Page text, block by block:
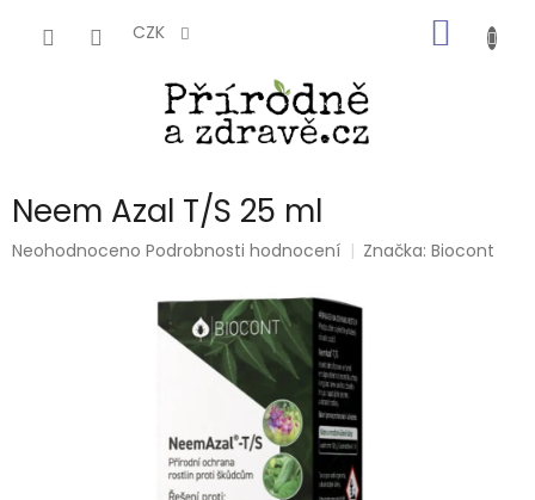
CZK
KOŠÍK
Neem Azal T/S 25 ml
Průměrné
Neohodnoceno Podrobnosti hodnocení Značka:Biocont